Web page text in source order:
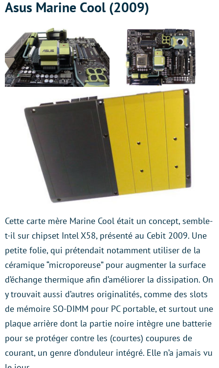
Asus Marine Cool (2009)
Cette carte mère Marine Cool était un concept, semble-
t-il sur chipset Intel X58, présenté au Cebit 2009. Une
petite folie, qui prétendait notamment utiliser de la
céramique “microporeuse” pour augmenter la surface
d’échange thermique afin d’améliorer la dissipation. On
y trouvait aussi d’autres originalités, comme des slots
de mémoire SO-DIMM pour PC portable, et surtout une
plaque arrière dont la partie noire intègre une batterie
pour se protéger contre les (courtes) coupures de
courant, un genre d’onduleur intégré. Elle n’a jamais vu